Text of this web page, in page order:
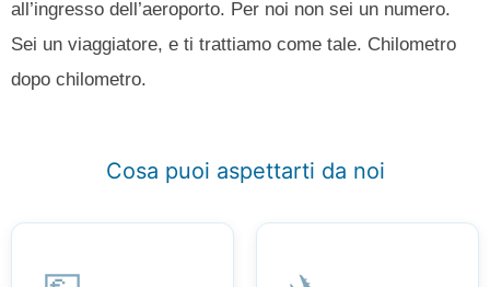
all’ingresso dell’aeroporto. Per noi non sei un numero.
Sei un viaggiatore, e ti trattiamo come tale. Chilometro
dopo chilometro.
Cosa puoi aspettarti da noi